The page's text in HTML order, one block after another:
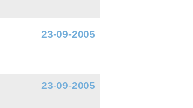
23-09-2005
23-09-2005